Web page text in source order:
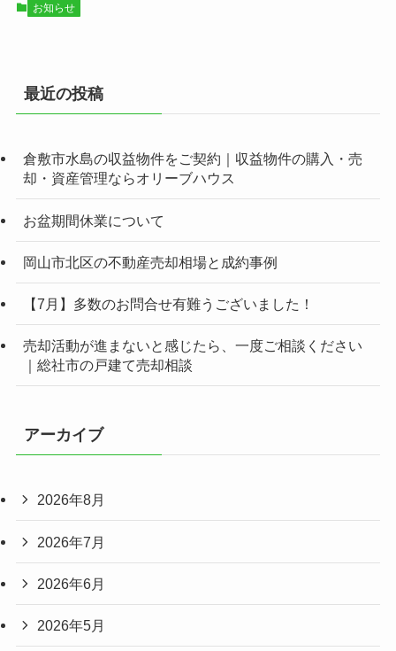
お知らせ
最近の投稿
倉敷市水島の収益物件をご契約｜収益物件の購入・売
却・資産管理ならオリーブハウス
お盆期間休業について
岡山市北区の不動産売却相場と成約事例
【7月】多数のお問合せ有難うございました！
売却活動が進まないと感じたら、一度ご相談ください
｜総社市の戸建て売却相談
アーカイブ
2026年8月
2026年7月
2026年6月
2026年5月